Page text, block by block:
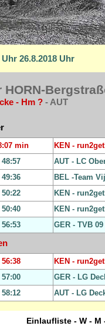
26.8.2018 Uhr
HORN-
- Hm ?- AUT
min
KEN -
48:57
AUT - LC
49:36
BEL -Team
50:22
KEN -
50:40
KEN -
56:53 GER - TVB 09
56:38
KEN -
57:00
GER - LG
58:12 AUT - LG
Einlaufliste - W - M